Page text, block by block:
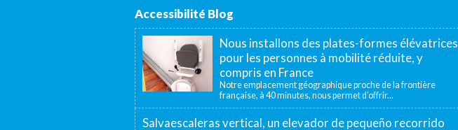
Accessibilité Blog
Nous installons des plates-formes élévatrices
pour les personnes à mobilité réduite, y
compris en France
Notre emplacement géographique proche de la frontière
française, à 40 minutes, nous permet d’offrir...
Salvaescaleras vertical, un elevador de pequeño recorrido